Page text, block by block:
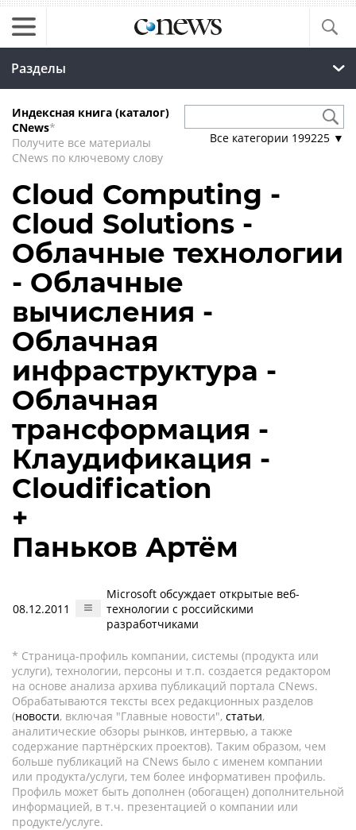
Разделы
Индексная книга (каталог)
CNews*
Получите все материалы
CNews по ключевому слову
Все категории 199225 ▼
Cloud Computing -
Cloud Solutions -
Облачные технологии
- Облачные
вычисления -
Облачная
инфраструктура -
Облачная
трансформация -
Клаудификация -
Cloudification
+
Паньков Артём
08.12.2011
Microsoft обсуждает открытые веб-
технологии с российскими
разработчиками
* Страница-профиль компании, системы (продукта или
услуги), технологии, персоны и т.п. создается редактором
на основе анализа архива публикаций портала CNews.
Обрабатываются тексты всех редакционных разделов
(новости, включая "Главные новости", статьи,
аналитические обзоры рынков, интервью, а также
содержание партнёрских проектов). Таким образом, чем
больше публикаций на CNews было с именем компании
или продукта/услуги, тем более информативен профиль.
Профиль может быть дополнен (обогащен) дополнительной
информацией, в т.ч. презентацией о компании или
продукте/услуге.